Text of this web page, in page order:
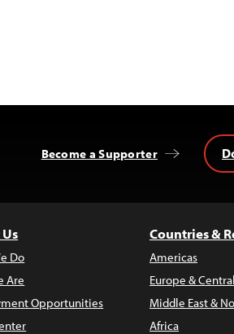
Become a Supporter
Do
Are
Opportunities
Countries &
Americas
Europe &
Middle East &
Africa